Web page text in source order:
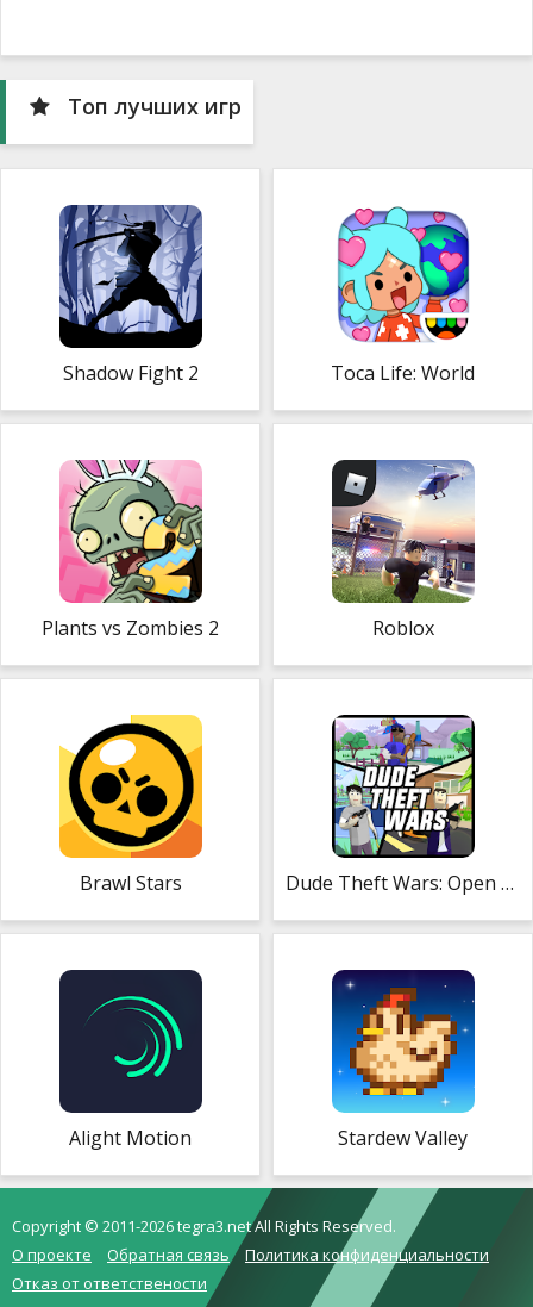
Топ лучших игр
Shadow Fight 2 Toca Life: World
Plants vs Zombies 2 Roblox
Brawl Stars Dude Theft Wars: Open World Sandbox Simulator
Alight Motion Stardew Valley
Copyright © 2011-2026 tegra3.net All Rights Reserved.
О проекте
Обратная связь
Политика конфиденциальности
Отказ от ответствености